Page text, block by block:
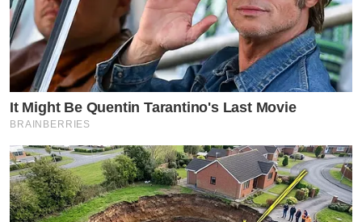
It Might Be Quentin Tarantino's Last Movie
BRAINBERRIES